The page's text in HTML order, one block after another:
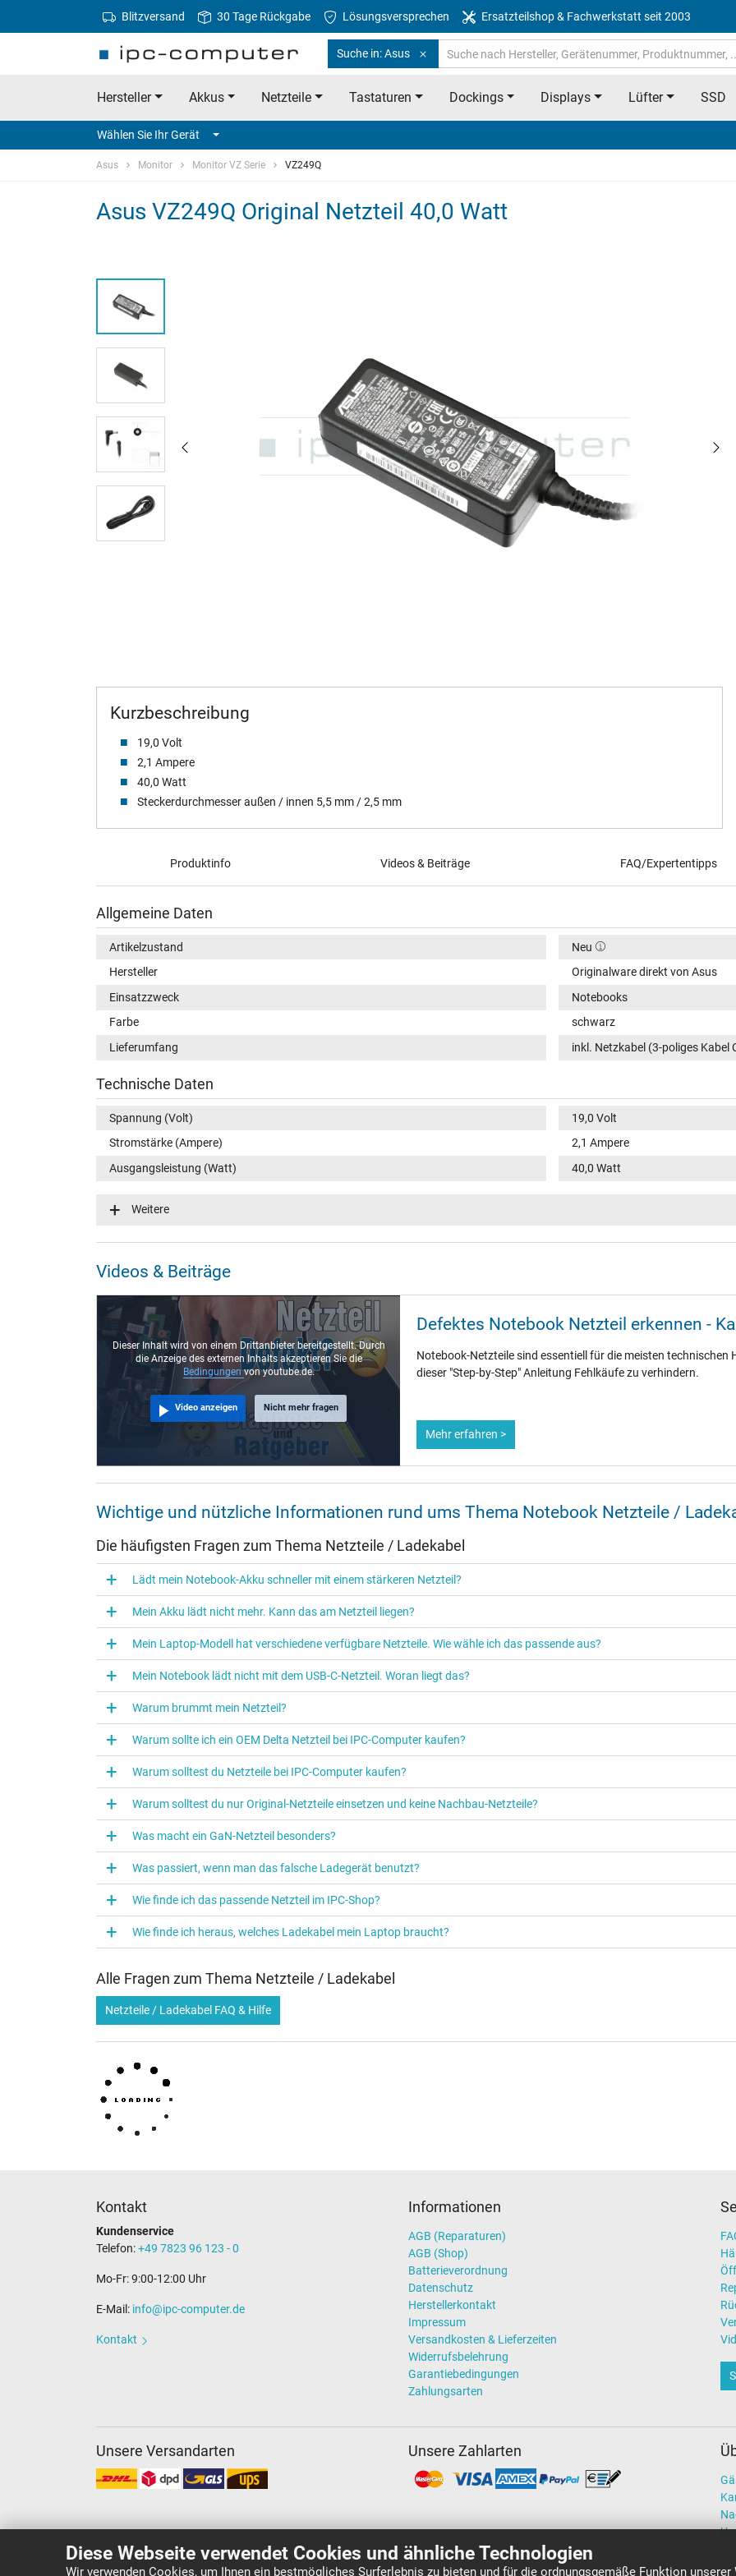
Diese Webseite verwendet Cookies und ähnliche Technologien
Wir verwenden Cookies, um Ihnen ein bestmögliches Surferlebnis zu bieten und für die ordnungsgemäße Funktion unserer
Blitzversand 30 Tage Rückgabe Lösungsversprechen Ersatzteilshop & Fachwerkstatt seit 2003
Suche in: Asus
Hersteller Akkus Netzteile Tastaturen Dockings Displays Lüfter SSD
Wählen Sie Ihr Gerät
Asus Monitor Monitor VZ Serie VZ249Q
Asus VZ249Q Original Netzteil 40,0 Watt
Kurzbeschreibung
19,0 Volt
2,1 Ampere
40,0 Watt
Steckerdurchmesser außen / innen 5,5 mm / 2,5 mm
Produktinfo Videos & Beiträge FAQ/Expertentipps
Allgemeine Daten
Artikelzustand
Neu
Hersteller
Originalware direkt von Asus
Einsatzzweck
Notebooks
Farbe
schwarz
Lieferumfang
inkl. Netzkabel (3-poliges Kabel
Technische Daten
Spannung (Volt)
19,0 Volt
Stromstärke (Ampere)
2,1 Ampere
Ausgangsleistung (Watt)
40,0 Watt
Energieeffizienz
Steckerlänge (mm)
Steckerdurchmesser außen / innen
Stift im Stecker
Nein
Länge Anschlusskabel (m) (ca.)
Prüfsiegel
TÜV Argentina Certificado
TÜV Geprüfte Sicherheit
UL Listed
Ukraine Safety
Kategorisierung
Kategorie
Netzteil
Verwendung
Notebook / Laptop
Weitere
Videos & Beiträge
Dieser Inhalt wird von einem Drittanbieter bereitgestellt. Durch
die Anzeige des externen Inhalts akzeptieren Sie die
Bedingungenvon youtube.de.
Video anzeigen Nicht mehr fragen
Defektes Notebook Netzteil erkennen -
Notebook-Netzteile sind essentiell für die meisten
dieser "Step-by-Step" Anleitung Fehlkäufe zu verhindern.
Mehr erfahren >
Wichtige und nützliche Informationen rund ums Thema Notebook Netzteile /
Die häufigsten Fragen zum Thema Netzteile / Ladekabel
Lädt mein Notebook-Akku schneller mit einem stärkeren Netzteil?
Mein Akku lädt nicht mehr. Kann das am Netzteil liegen?
Mein Laptop-Modell hat verschiedene verfügbare Netzteile. Wie wähle ich das passende aus?
Mein Notebook lädt nicht mit dem USB-C-Netzteil. Woran liegt das?
Warum brummt mein Netzteil?
Warum sollte ich ein OEM Delta Netzteil bei IPC‑Computer kaufen?
Warum solltest du Netzteile bei IPC‑Computer kaufen?
Warum solltest du nur Original-Netzteile einsetzen und keine Nachbau-Netzteile?
Was macht ein GaN-Netzteil besonders?
Was passiert, wenn man das falsche Ladegerät benutzt?
Wie finde ich das passende Netzteil im IPC-Shop?
Wie finde ich heraus, welches Ladekabel mein Laptop braucht?
Alle Fragen zum Thema Netzteile / Ladekabel
Netzteile / Ladekabel FAQ & Hilfe
Kontakt
Kundenservice
Telefon:+49 7823 96 123 - 0
Mo-Fr: 9:00-12:00 Uhr
E-Mail: info@ipc-computer.de
Kontakt
Informationen
AGB (Reparaturen)
AGB (Shop)
Batterieverordnung
Datenschutz
Herstellerkontakt
Impressum
Versandkosten & Lieferzeiten
Widerrufsbelehrung
Garantiebedingungen
Zahlungsarten
Unsere Versandarten Unsere Zahlarten